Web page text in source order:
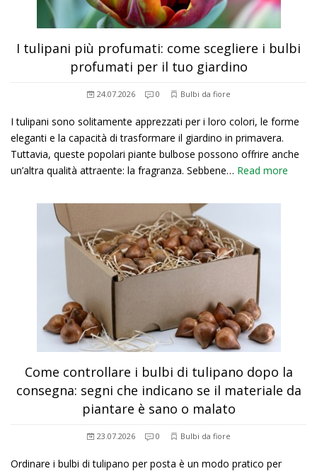
I tulipani più profumati: come scegliere i bulbi
profumati per il tuo giardino
24.07.2026 0 Bulbi da fiore
I tulipani sono solitamente apprezzati per i loro colori, le forme
eleganti e la capacità di trasformare il giardino in primavera.
Tuttavia, queste popolari piante bulbose possono offrire anche
un’altra qualità attraente: la fragranza. Sebbene… Read more
Come controllare i bulbi di tulipano dopo la
consegna: segni che indicano se il materiale da
piantare è sano o malato
23.07.2026 0 Bulbi da fiore
Ordinare i bulbi di tulipano per posta è un modo pratico per